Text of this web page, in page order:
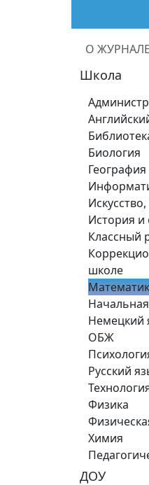
О ЖУРНАЛЕ
Школа
Биология
География
История
Классный
школе
Немецкий
ОБЖ
Русский
Физика
Химия
ДОУ